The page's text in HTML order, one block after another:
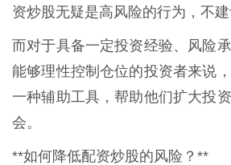
资炒股无疑是高风险的行为，不建
而对于具备一定投资经验、风险
能够理性控制仓位的投资者来说
一种辅助工具，帮助他们扩大投
会。
**如何降低配资炒股的风险？**